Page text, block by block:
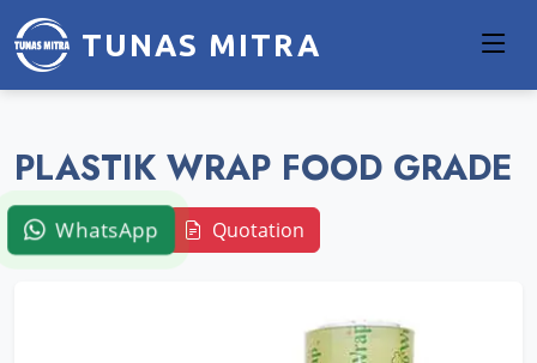
TUNAS MITRA
PLASTIK WRAP FOOD GRADE
WhatsApp Quotation